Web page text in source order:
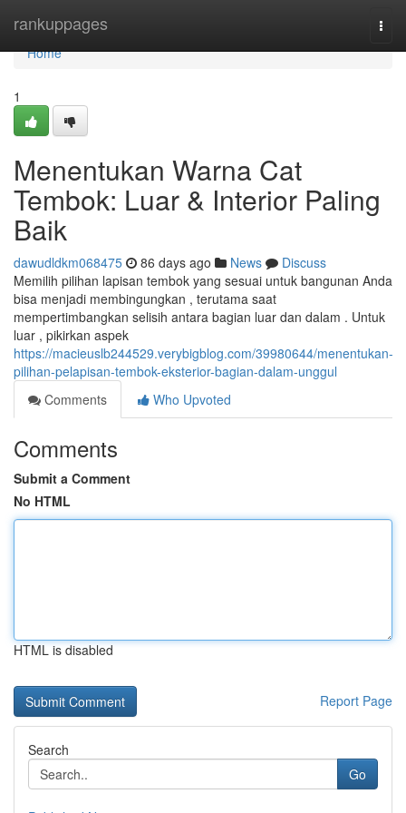
rankuppages
Home
Home
1
Menentukan Warna Cat
Tembok: Luar & Interior Paling
Baik
dawudldkm068475 86 days ago News
Discuss
Memilih pilihan lapisan tembok yang sesuai untuk bangunan Anda
bisa menjadi membingungkan , terutama saat
mempertimbangkan selisih antara bagian luar dan dalam . Untuk
luar , pikirkan aspek
https://macieuslb244529.verybigblog.com/39980644/menentukan-
pilihan-pelapisan-tembok-eksterior-bagian-dalam-unggul
Comments
Who Upvoted
Comments
Submit a Comment
No HTML
HTML is disabled
Report Page
Search
Go